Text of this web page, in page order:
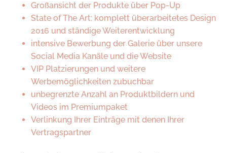
Großansicht der Produkte über Pop-Up
State of The Art: komplett überarbeitetes Design
2016 und ständige Weiterentwicklung
intensive Bewerbung der Galerie über unsere
Social Media Kanäle und die Website
VIP Platzierungen und weitere
Werbemöglichkeiten zubuchbar
unbegrenzte Anzahl an Produktbildern und
Videos im Premiumpaket
Verlinkung Ihrer Einträge mit denen Ihrer
Vertragspartner